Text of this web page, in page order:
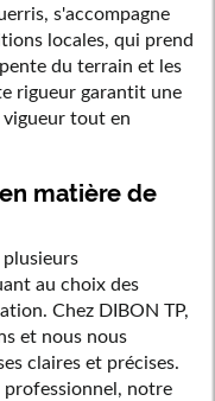
s'accompagne
locales, qui prend
du terrain et les
rigueur garantit une
tout en
matière de
au choix des
Chez DIBON TP,
et nous nous
claires et précises.
notre